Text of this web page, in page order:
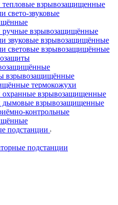
тепловые взрывозащищенные
свето-звуковые
ручные взрывозащищённые
звуковые взрывозащищённые
световые взрывозащищённые
взрывозащищённые
термокожухи
охранные взрывозащищенные
дымовые взрывозащищенные
контрольные
подстанции
подстанции